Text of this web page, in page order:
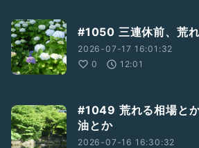
#1050 三連休前、荒
2026-07-17 16:01:32
0
12:01
#1049 荒れる相場と
油とか
2026-07-16 16:30:32